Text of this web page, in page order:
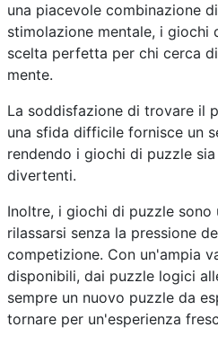
una piacevole combinazione
stimolazione mentale, i giochi
scelta perfetta per chi cerca
mente.
La soddisfazione di trovare il
una sfida difficile fornisce un
rendendo i giochi di puzzle
divertenti.
Inoltre, i giochi di puzzle
rilassarsi senza la pressione
competizione. Con un'ampia
disponibili, dai puzzle logici
sempre un nuovo puzzle da
tornare per un'esperienza